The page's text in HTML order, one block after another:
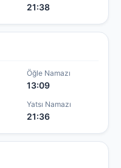
21:38
Öğle Namazı
13:09
Yatsı Namazı
21:36